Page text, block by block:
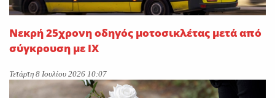
Νεκρή 25χρονη οδηγός μοτοσικλέτας μετά από
σύγκρουση με ΙΧ
Τετάρτη 8 Ιουλίου 2026 10:07